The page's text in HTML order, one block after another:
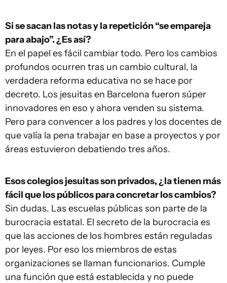
Si se sacan las notas y la repetición “se empareja
para abajo”. ¿Es así?
En el papel es fácil cambiar todo. Pero los cambios
profundos ocurren tras un cambio cultural, la
verdadera reforma educativa no se hace por
decreto. Los jesuitas en Barcelona fueron súper
innovadores en eso y ahora venden su sistema.
Pero para convencer a los padres y los docentes de
que valía la pena trabajar en base a proyectos y por
áreas estuvieron debatiendo tres años.
Esos colegios jesuitas son privados, ¿la tienen más
fácil que los públicos para concretar los cambios?
Sin dudas. Las escuelas públicas son parte de la
burocracia estatal. El secreto de la burocracia es
que las acciones de los hombres están reguladas
por leyes. Por eso los miembros de estas
organizaciones se llaman funcionarios. Cumple
una función que está establecida y no puede